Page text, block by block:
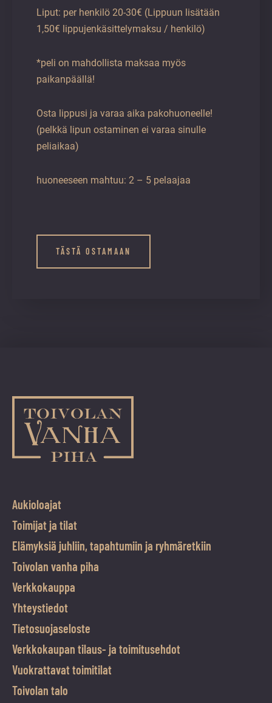
Liput: per henkilö 20-30€ (Lippuun lisätään
1,50€ lippujenkäsittelymaksu / henkilö)
*peli on mahdollista maksaa myös
paikanpäällä!
Osta lippusi ja varaa aika pakohuoneelle!
(pelkkä lipun ostaminen ei varaa sinulle
peliaikaa)
huoneeseen mahtuu: 2 – 5 pelaajaa
TÄSTÄ OSTAMAAN
Aukioloajat
Toimijat ja tilat
Elämyksiä juhliin, tapahtumiin ja ryhmäretkiin
Toivolan vanha piha
Verkkokauppa
Yhteystiedot
Tietosuojaseloste
Verkkokaupan tilaus- ja toimitusehdot
Vuokrattavat toimitilat
Toivolan talo